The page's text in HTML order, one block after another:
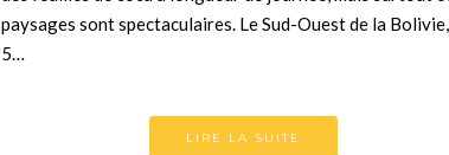
paysages sont spectaculaires. Le Sud-Ouest de la
5…
LIRE LA SUITE